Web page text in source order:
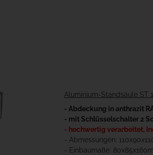
Aluminium-Standsäule ST
- Abdeckung in anthrazit
- mit Schlüsselschalter 2
- hochwertig verarbeitet,
- Abmessungen:
- Einbaumaße: